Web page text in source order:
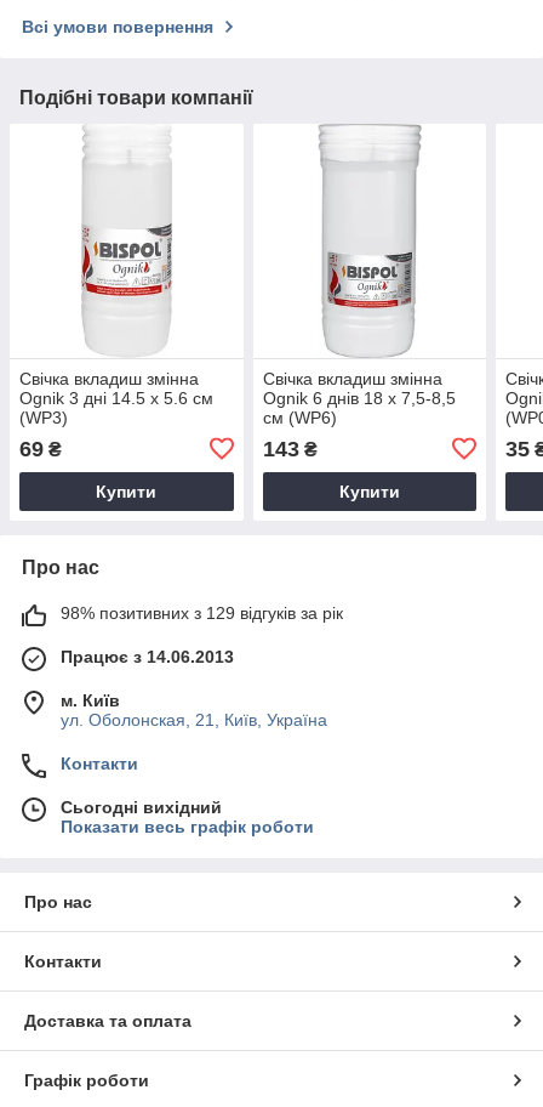
Всі умови повернення
Подібні товари компанії
Свічка вкладиш змінна
Ognik 3 дні 14.5 х 5.6 см
(WP3)
69 ₴
Купити
Свічка вкладиш змінна
Ognik 6 днів 18 х 7,5-8,5
см (WP6)
143₴
Купити
35
Про нас
98% позитивних з 129 відгуків за рік
Працює з 14.06.2013
м. Київ
ул. Оболонская, 21, Київ, Україна
Контакти
Сьогодні вихідний
Показати весь графік роботи
Про нас
Контакти
Доставка та оплата
Графік роботи